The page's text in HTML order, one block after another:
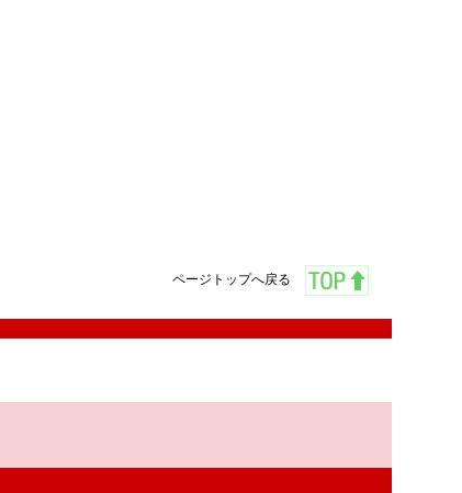
ページトップへ戻る